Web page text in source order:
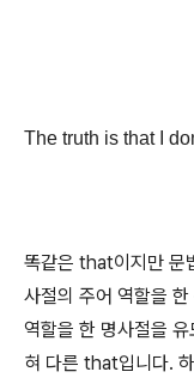
The truth is that I
똑같은 that이지만 문
사절의 주어 역할을
역할을 한 명사절을
혀 다른 that입니다.